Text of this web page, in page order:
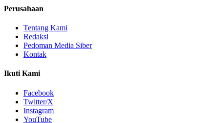
Perusahaan
Tentang Kami
Redaksi
Pedoman Media Siber
Kontak
Ikuti Kami
Facebook
Twitter/X
Instagram
YouTube